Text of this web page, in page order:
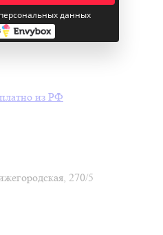
из РФ
270/5
данных